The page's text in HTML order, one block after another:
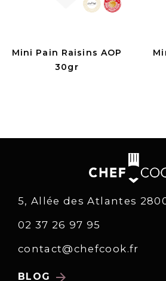
Mini Pain Raisins AOP
30gr
5, Allée des Atlantes
02 37 26 97 95
contact@chefcook.fr
BLOG arrow_forward